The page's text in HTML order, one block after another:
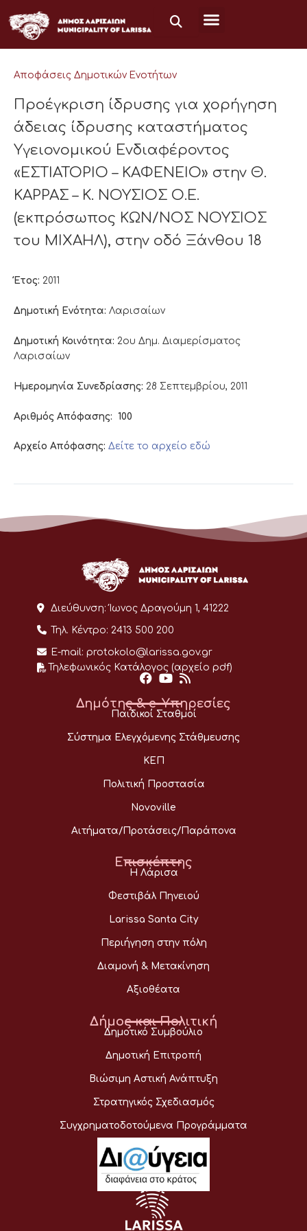
στο
περιεχόμενο
Αποφάσεις Δημοτικών Ενοτήτων
Προέγκριση ίδρυσης για χορήγηση
άδειας ίδρυσης καταστήματος
Υγειονομικού Ενδιαφέροντος
«ΕΣΤΙΑΤΟΡΙΟ – ΚΑΦΕΝΕΙΟ» στην Θ.
ΚΑΡΡΑΣ – Κ. ΝΟΥΣΙΟΣ Ο.Ε.
(εκπρόσωπος ΚΩΝ/ΝΟΣ ΝΟΥΣΙΟΣ
του ΜΙΧΑΗΛ), στην οδό Ξάνθου 18
Έτος: 2011
Δημοτική Ενότητα: Λαρισαίων
Δημοτική Κοινότητα: 2ου Δημ. Διαμερίσματος
Λαρισαίων
Ημερομηνία Συνεδρίασης: 28 Σεπτεμβρίου, 2011
Αριθμός Απόφασης: 100
Αρχείο Απόφασης: Δείτε το αρχείο εδώ
Διεύθυνση: Ίωνος Δραγούμη 1, 41222
Τηλ. Κέντρο: 2413 500 200
E-mail: protokolo@larissa.gov.gr
Τηλεφωνικός Κατάλογος (αρχείο pdf)
Δημότης & e-Υπηρεσίες
Παιδικοί Σταθμοί
Σύστημα Ελεγχόμενης Στάθμευσης
ΚΕΠ
Πολιτική Προστασία
Novoville
Αιτήματα/Προτάσεις/Παράπονα
Επισκέπτης
Η Λάρισα
Φεστιβάλ Πηνειού
Larissa Santa City
Περιήγηση στην πόλη
Διαμονή & Μετακίνηση
Αξιοθέατα
Δήμος και Πολιτική
Δημοτικό Συμβούλιο
Δημοτική Επιτροπή
Βιώσιμη Αστική Ανάπτυξη
Στρατηγικός Σχεδιασμός
Συγχρηματοδοτούμενα Προγράμματα